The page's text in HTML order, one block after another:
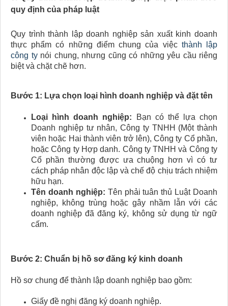
quy định của pháp luật
Quy trình thành lập doanh nghiệp sản xuất kinh doanh
thực phẩm có những điểm chung của việc thành lập
công ty nói chung, nhưng cũng có những yêu cầu riêng
biệt và chặt chẽ hơn.
Bước 1: Lựa chọn loại hình doanh nghiệp và đặt tên
Loại hình doanh nghiệp: Bạn có thể lựa chọn
Doanh nghiệp tư nhân, Công ty TNHH (Một thành
viên hoặc Hai thành viên trở lên), Công ty Cổ phần,
hoặc Công ty Hợp danh. Công ty TNHH và Công ty
Cổ phần thường được ưa chuộng hơn vì có tư
cách pháp nhân độc lập và chế độ chịu trách nhiệm
hữu hạn.
Tên doanh nghiệp: Tên phải tuân thủ Luật Doanh
nghiệp, không trùng hoặc gây nhầm lẫn với các
doanh nghiệp đã đăng ký, không sử dụng từ ngữ
cấm.
Bước 2: Chuẩn bị hồ sơ đăng ký kinh doanh
Hồ sơ chung để thành lập doanh nghiệp bao gồm:
Giấy đề nghị đăng ký doanh nghiệp.